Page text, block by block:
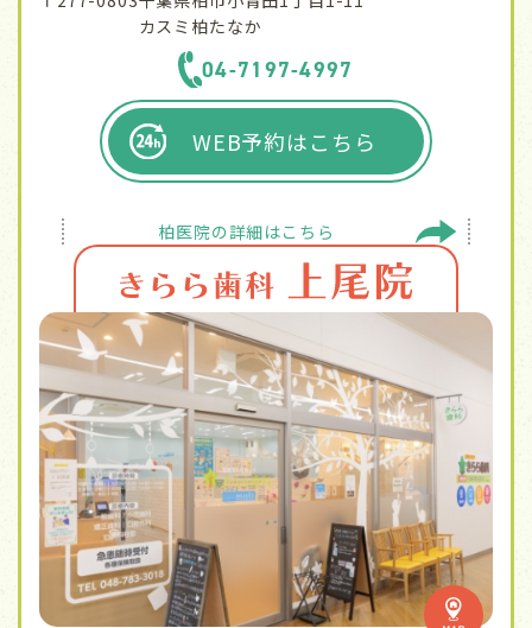
カスミ柏たなか
04-7197-4997
WEB予約はこちら
柏医院の詳細はこちら